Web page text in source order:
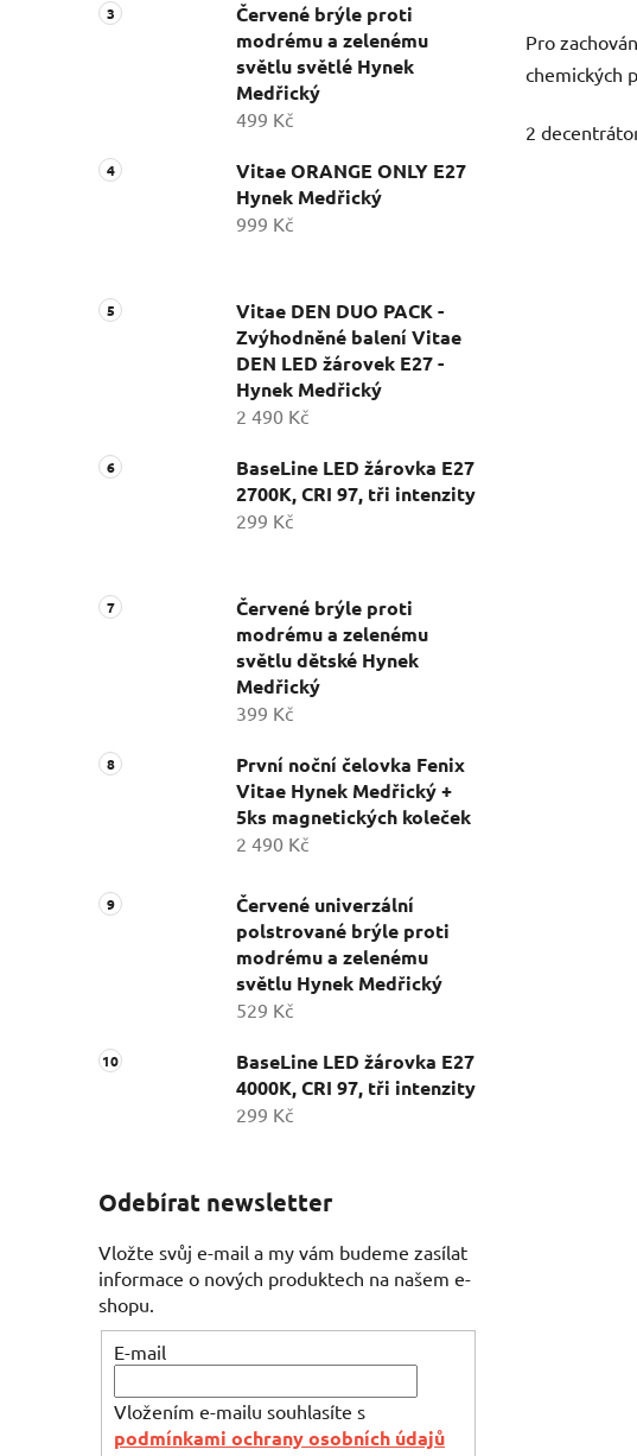
Červené brýle proti
modrému a zelenému
světlu světlé Hynek
Medřický
499 Kč
Vitae ORANGE ONLY E27
Hynek Medřický
999 Kč
Vitae DEN DUO PACK -
Zvýhodněné balení Vitae
DEN LED žárovek E27 -
Hynek Medřický
2 490 Kč
BaseLine LED žárovka E27
2700K, CRI 97, tři intenzity
299 Kč
Červené brýle proti
modrému a zelenému
světlu dětské Hynek
Medřický
399 Kč
První noční čelovka Fenix
Vitae Hynek Medřický +
5ks magnetických koleček
2 490 Kč
Červené univerzální
polstrované brýle proti
modrému a zelenému
světlu Hynek Medřický
529 Kč
BaseLine LED žárovka E27
4000K, CRI 97, tři intenzity
299 Kč
Odebírat newsletter
Vložte svůj e-mail a my vám budeme zasílat
informace o nových produktech na našem e-
shopu.
E-mail
Vložením e-mailu souhlasíte s
podmínkami ochrany osobních údajů
Pro
chemických
2